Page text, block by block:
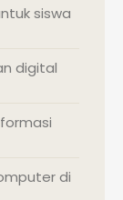
siswa
digital
di